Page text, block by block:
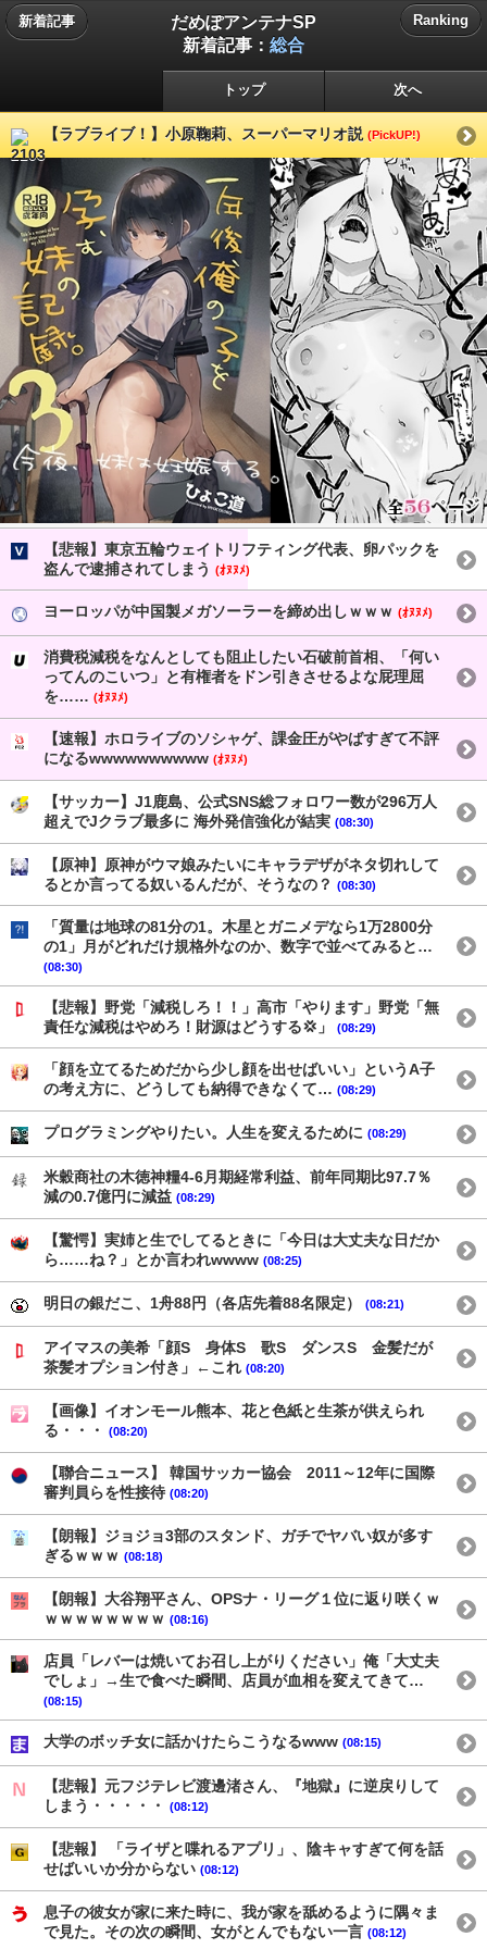
新着記事
だめぽアンテナSP
新着記事： 総合
Ranking
トップ 次へ
【ラブライブ！】小原鞠莉、スーパーマリオ説 (PickUP!)
【悲報】東京五輪ウェイトリフティング代表、卵パックを
盗んで逮捕されてしまう (ｵﾇﾇﾒ)
ヨーロッパが中国製メガソーラーを締め出しｗｗｗ (ｵﾇﾇﾒ)
消費税減税をなんとしても阻止したい石破前首相、「何い
ってんのこいつ」と有権者をドン引きさせるよな屁理屈
を…… (ｵﾇﾇﾒ)
【速報】ホロライブのソシャゲ、課金圧がやばすぎて不評
になるwwwwwwwwww (ｵﾇﾇﾒ)
【サッカー】J1鹿島、公式SNS総フォロワー数が296万人
超えでJクラブ最多に 海外発信強化が結実 (08:30)
【原神】原神がウマ娘みたいにキャラデザがネタ切れして
るとか言ってる奴いるんだが、そうなの？ (08:30)
「質量は地球の81分の1。木星とガニメデなら1万2800分
の1」月がどれだけ規格外なのか、数字で並べてみると…
(08:30)
【悲報】野党「減税しろ！！」高市「やります」野党「無
責任な減税はやめろ！財源はどうする💢」
(08:29)
「顔を立てるためだから少し顔を出せばいい」というA子
の考え方に、どうしても納得できなくて… (08:29)
プログラミングやりたい。人生を変えるために (08:29)
米穀商社の木徳神糧4-6月期経常利益、前年同期比97.7％
減の0.7億円に減益 (08:29)
【驚愕】実姉と生でしてるときに「今日は大丈夫な日だか
ら……ね？」とか言われwwww (08:25)
明日の銀だこ、1舟88円（各店先着88名限定） (08:21)
アイマスの美希「顔S 身体S 歌S ダンスS 金髪だが
茶髪オプション付き」←これ (08:20)
【画像】イオンモール熊本、花と色紙と生茶が供えられ
る・・・
(08:20)
【聯合ニュース】 韓国サッカー協会 2011～12年に国際
審判員らを性接待 (08:20)
【朗報】ジョジョ3部のスタンド、ガチでヤバい奴が多す
ぎるｗｗｗ (08:18)
【朗報】大谷翔平さん、OPSナ・リーグ１位に返り咲くｗ
ｗｗｗｗｗｗｗｗ (08:16)
店員「レバーは焼いてお召し上がりください」俺「大丈夫
でしょ」→生で食べた瞬間、店員が血相を変えてきて…
(08:15)
大学のボッチ女に話かけたらこうなるwww (08:15)
【悲報】元フジテレビ渡邊渚さん、『地獄』に逆戻りして
しまう・・・・・
(08:12)
【悲報】 「ライザと喋れるアプリ」、陰キャすぎて何を話
せばいいか分からない (08:12)
息子の彼女が家に来た時に、我が家を舐めるように隅々ま
で見た。その次の瞬間、女がとんでもない一言 (08:12)